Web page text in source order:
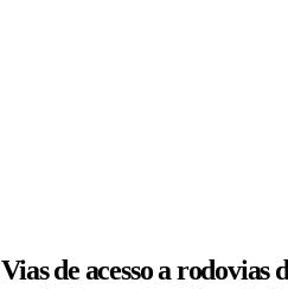
Vias de acesso a rodovias